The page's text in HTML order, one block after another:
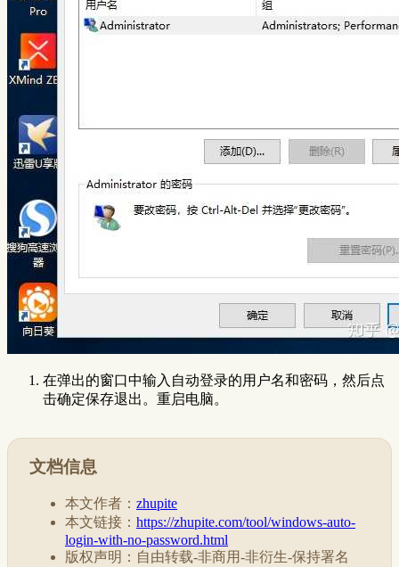
在弹出的窗口中输入自动登录的用户名和密码，然后点
击确定保存退出。重启电脑。
文档信息
本文作者： zhupite
本文链接： https://zhupite.com/tool/windows-auto-
login-with-no-password.html
版权声明：自由转载-非商用-非衍生-保持署名